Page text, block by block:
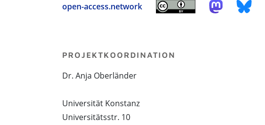
open-access.network
PROJEKTKOORDINATION
Dr. Anja Oberländer
Universität Konstanz
Universitätsstr. 10